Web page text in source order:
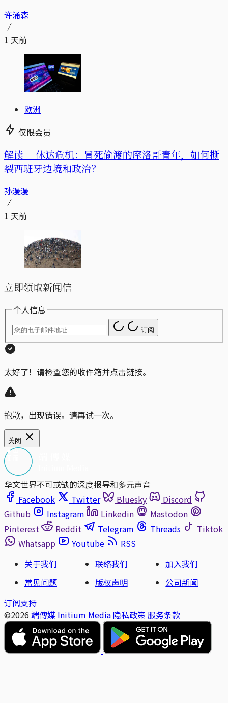
许涌森
1 天前
欧洲
仅限会员
解读｜ 休达危机：冒死偷渡的摩洛哥青年，如何撕
裂西班牙边境和政治？
孙漫漫
1 天前
立即领取新闻信
个人信息
订阅
太好了！请检查您的收件箱并点击链接。
抱歉，出现错误。请再试一次。
关闭
华文世界不可或缺的深度报导和多元声音
Facebook
Twitter Bluesky
Discord
Github
Instagram Linkedin
Mastodon
Pinterest
Reddit Telegram Threads
Tiktok
Whatsapp
Youtube
RSS
关于我们
联络我们
加入我们
常见问题
版权声明
公司新闻
订阅支持
©2026 端傳媒 Initium Media 隐私政策 服务条款